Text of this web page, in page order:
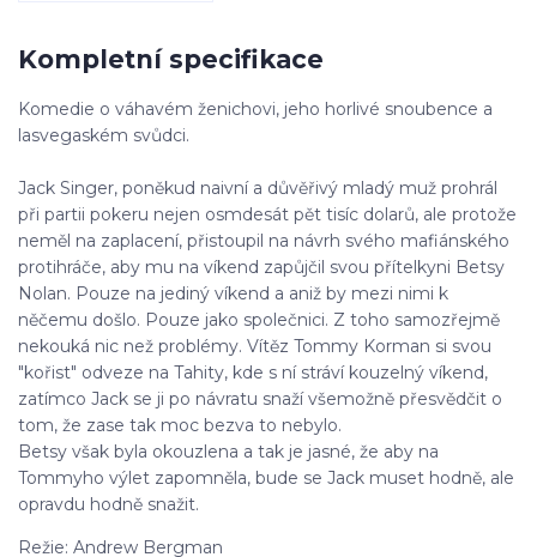
Kompletní specifikace
Komedie o váhavém ženichovi, jeho horlivé snoubence a
lasvegaském svůdci.
Jack Singer, poněkud naivní a důvěřivý mladý muž prohrál
při partii pokeru nejen osmdesát pět tisíc dolarů, ale protože
neměl na zaplacení, přistoupil na návrh svého mafiánského
protihráče, aby mu na víkend zapůjčil svou přítelkyni Betsy
Nolan. Pouze na jediný víkend a aniž by mezi nimi k
něčemu došlo. Pouze jako společnici. Z toho samozřejmě
nekouká nic než problémy. Vítěz Tommy Korman si svou
"kořist" odveze na Tahity, kde s ní stráví kouzelný víkend,
zatímco Jack se ji po návratu snaží všemožně přesvědčit o
tom, že zase tak moc bezva to nebylo.
Betsy však byla okouzlena a tak je jasné, že aby na
Tommyho výlet zapomněla, bude se Jack muset hodně, ale
opravdu hodně snažit.
Režie: Andrew Bergman